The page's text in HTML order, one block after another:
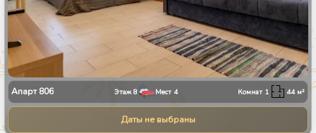
Апарт806 Этаж8 Мест 4 Комнат 1 44м²
Даты не выбраны